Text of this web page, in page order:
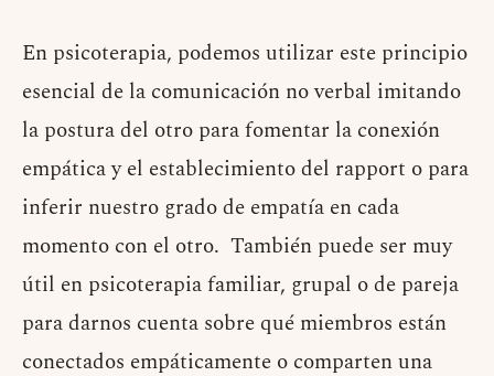
En psicoterapia, podemos utilizar este principio
esencial de la comunicación no verbal imitando
la postura del otro para fomentar la conexión
empática y el establecimiento del rapport o para
inferir nuestro grado de empatía en cada
momento con el otro. También puede ser muy
útil en psicoterapia familiar, grupal o de pareja
para darnos cuenta sobre qué miembros están
conectados empáticamente o comparten una